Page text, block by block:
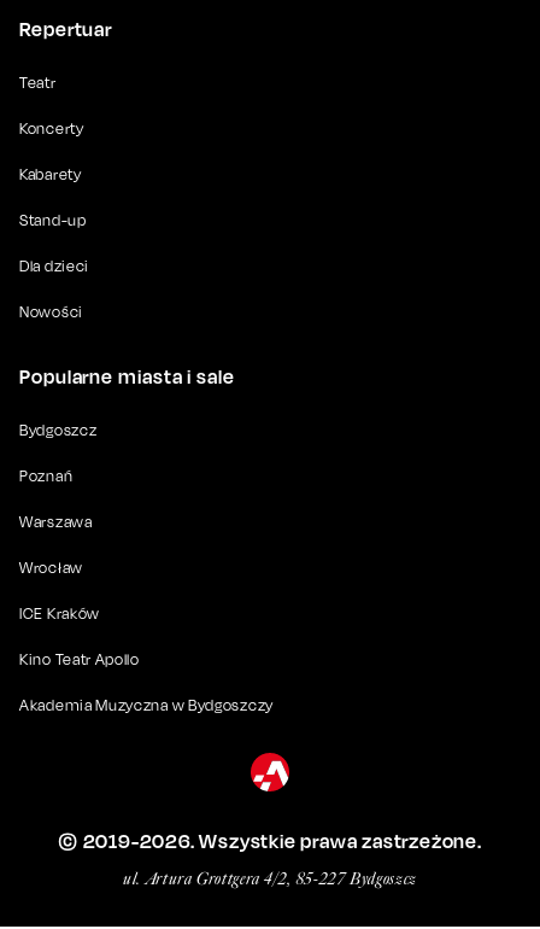
Repertuar
Teatr
Koncerty
Kabarety
Stand-up
Dla dzieci
Nowości
Popularne miasta i sale
Bydgoszcz
Poznań
Warszawa
Wrocław
ICE Kraków
Kino Teatr Apollo
Akademia Muzyczna w Bydgoszczy
© 2019-2026. Wszystkie prawa zastrzeżone.
ul. Artura Grottgera 4/2, 85-227 Bydgoszcz